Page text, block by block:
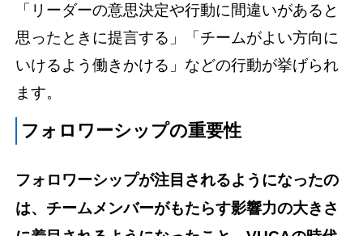
「リーダーの意思決定や行動に間違いがあると
思ったときに提言する」「チームがよい方向に
いけるよう働きかける」などの行動が挙げられ
ます。
フォロワーシップの重要性
フォロワーシップが注目されるようになったの
は、チームメンバーがもたらす影響力の大きさ